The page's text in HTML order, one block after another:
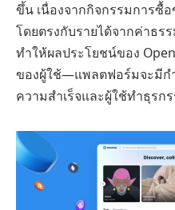
ขึ้น เนื่องจากกิจกรรมการซื้
โดยตรงกับรายได้จากค่าธร
ทำให้ผลประโยชน์ของ
ของผู้ใช้—แพลตฟอร์มจะมีก
ความสำเร็จและผู้ใช้ทำธุรก